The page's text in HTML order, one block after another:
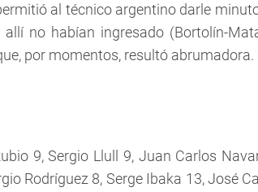
al técnico argentino darle
allí no habían ingresado (Bortolín-
por momentos, resultó abrumadora.
9, Sergio Llull 9, Juan Carlos
Rodríguez 8, Serge Ibaka 13, José